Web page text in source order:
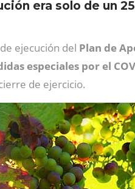
era solo de un
ejecución del Plan de
especiales por el
de ejercicio.